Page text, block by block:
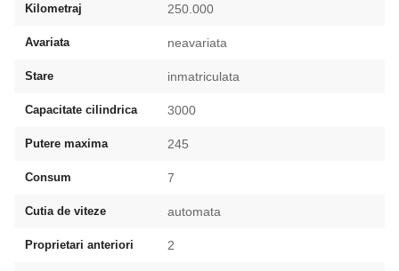
Kilometraj 250.000
Avariata neavariata
Stare inmatriculata
Capacitate cilindrica 3000
Putere maxima 245
Consum 7
Cutia de viteze automata
Proprietari anteriori 2